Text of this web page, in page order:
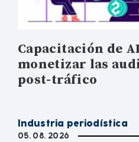
Capacitación de
monetizar las
post-tráfico
Industria periodística
05. 08. 2026